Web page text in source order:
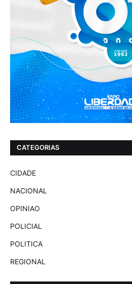
CATEGORIAS
CIDADE
NACIONAL
OPINIAO
POLICIAL
POLITICA
REGIONAL